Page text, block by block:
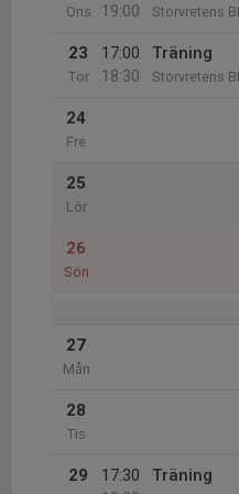
Ons
19:00
Storvretens
23
Tor
17:00
18:30
Träning
Storvretens
24
Fre
25
Lör
26
Sön
27
Mån
28
Tis
29
17:30
Träning